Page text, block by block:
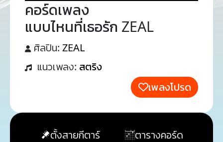
คอร์ดเพลง
แบบไหนที่เธอรัก ZEAL
ศิลปิน: ZEAL
แนวเพลง: สตริง
เพลงโปรด
ตั้งสายกีตาร์
ตารางคอร์ด